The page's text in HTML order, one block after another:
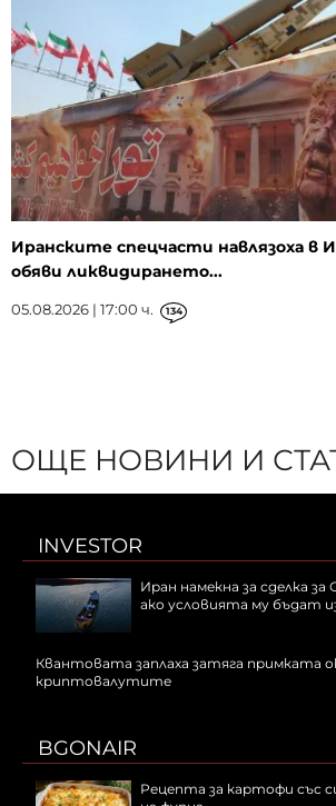
Иранските спецчасти навлязоха в
обяви ликвидирането...
05.08.2026 | 17:00 ч. 134
ОЩЕ НОВИНИ И
INVESTOR
Иран намекна за сделка за
ако условията му бъдат
Квантовата заплаха затяга примката
криптовалутите
BGONAIR
Рецепта за картофи със